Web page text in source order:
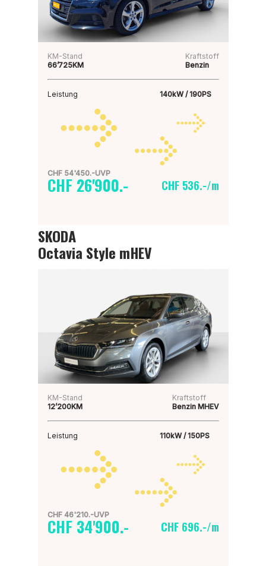
KM-Stand
66’725KM
Kraftstoff
Benzin
Leistung 140kW / 190PS
CHF 54'450.-UVP
CHF 26'900.- CHF 536.-/m
SKODA
Octavia Style mHEV
KM-Stand
12’200KM
Kraftstoff
Benzin MHEV
Leistung 110kW / 150PS
CHF 46'210.-UVP
CHF 34'900.- CHF 696.-/m